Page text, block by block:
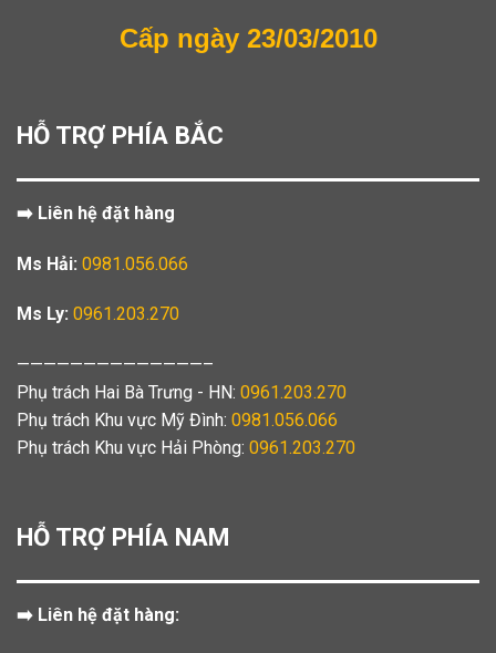
Cấp ngày 23/03/2010
HỖ TRỢ PHÍA BẮC
➡️ Liên hệ đặt hàng
Ms Hải: 0981.056.066
Ms Ly: 0961.203.270
——————————————–
Phụ trách Hai Bà Trưng - HN: 0961.203.270
Phụ trách Khu vực Mỹ Đình: 0981.056.066
Phụ trách Khu vực Hải Phòng: 0961.203.270
HỖ TRỢ PHÍA NAM
➡️ Liên hệ đặt hàng: